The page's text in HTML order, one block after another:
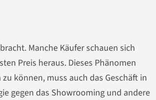
Manche Käufer schauen sich
Preis heraus. Dieses Phänomen
können, muss auch das Geschäft in
gegen das Showrooming und andere